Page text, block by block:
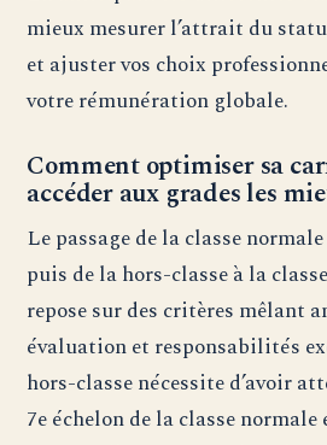
mieux mesurer l’attrait du
et ajuster vos choix
votre rémunération globale.
Comment optimiser sa
accéder aux grades les
Le passage de la classe
puis de la hors-classe à la
repose sur des critères mêlant
évaluation et responsabilités
hors-classe nécessite d’avoir
7e échelon de la classe